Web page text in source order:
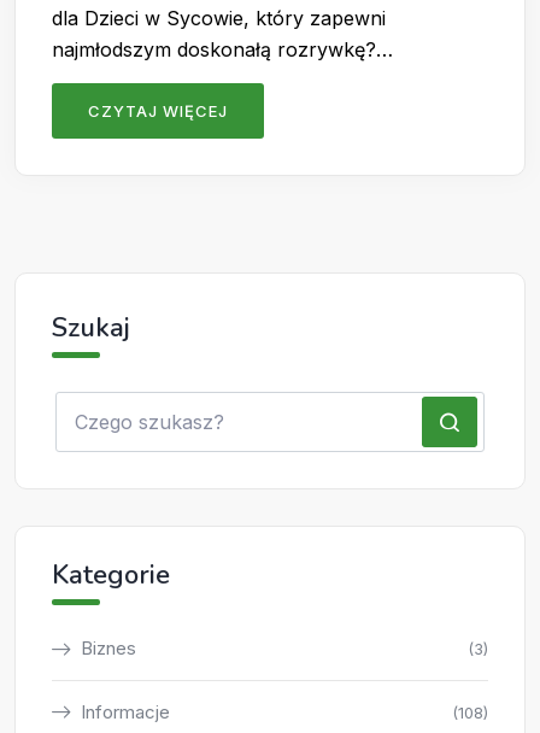
dla Dzieci w Sycowie, który zapewni
najmłodszym doskonałą rozrywkę?…
CZYTAJ WIĘCEJ
Szukaj
Kategorie
Biznes (3)
Informacje (108)